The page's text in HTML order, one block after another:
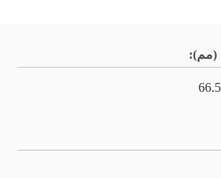
(مم):